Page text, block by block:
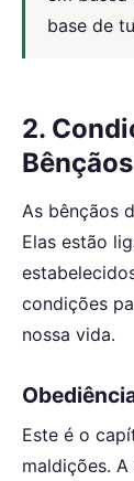
base de
2.
Bênçãos
As bênçãos
Elas estão
condições
nossa vida.
Este é o
maldições.